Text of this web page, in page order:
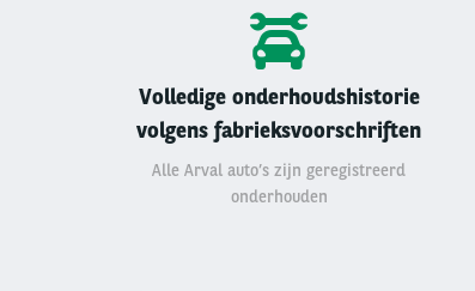
Volledige onderhoudshistorie
volgens fabrieksvoorschriften
Alle Arval auto’s zijn geregistreerd
onderhouden